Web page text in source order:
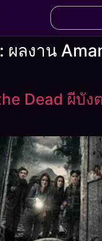
ผลงาน
Dead ผีบัง